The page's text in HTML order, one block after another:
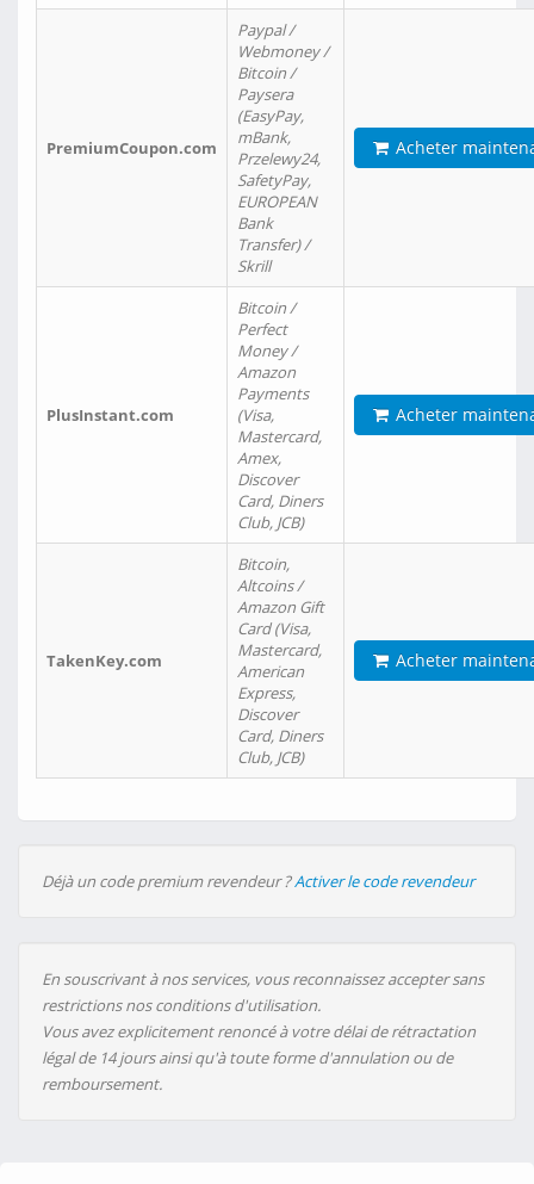
PremiumCoupon.com
Paypal /
Webmoney /
Bitcoin /
Paysera
(EasyPay,
mBank,
Przelewy24,
SafetyPay,
EUROPEAN
Bank
Transfer) /
Skrill
Acheter
PlusInstant.com
Bitcoin /
Perfect
Money /
Amazon
Payments
(Visa,
Mastercard,
Amex,
Discover
Card, Diners
Club, JCB)
Acheter
TakenKey.com
Bitcoin,
Altcoins /
Amazon Gift
Card (Visa,
Mastercard,
American
Express,
Discover
Card, Diners
Club, JCB)
Acheter
Déjà un code premium revendeur ?Activer le code revendeur
En souscrivant à nos services, vous reconnaissez accepter sans
restrictions nos conditions d'utilisation.
Vous avez explicitement renoncé à votre délai de rétractation
légal de 14 jours ainsi qu'à toute forme d'annulation ou de
remboursement.